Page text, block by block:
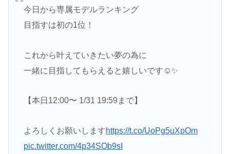
今日から専属モデルランキング
目指すは初の1位！
これから叶えていきたい夢の為に
一緒に目指してもらえると嬉しいです☺️✨
【本日12:00〜 1/31 19:59まで】
よろしくお願いしますhttps://t.co/UoPg5uXpOm
pic.twitter.com/4p34SOb9sI